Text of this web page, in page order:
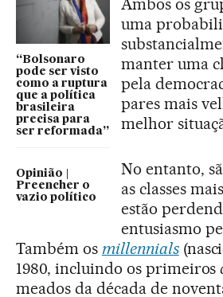
“Bolsonaro
pode ser visto
como a ruptura
que a política
brasileira
precisa para
ser reformada”
Opinião |
Preencher o
vazio político
Ambos os
uma
manter uma
pela
pares mais
melhor
No entanto,
as classes
estão
entusiasmo
Também os millennials
1980, incluindo os primeiros
meados da década de